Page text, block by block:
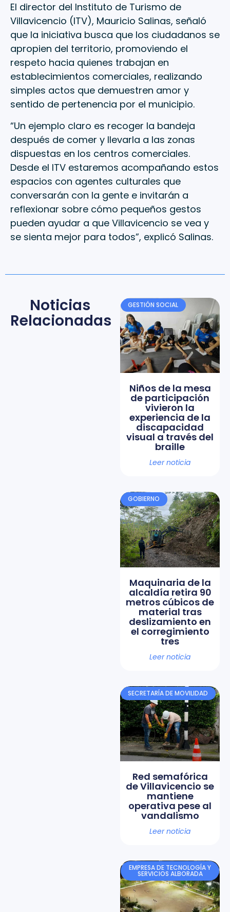
El director del Instituto de Turismo de
Villavicencio (ITV), Mauricio Salinas, señaló
que la iniciativa busca que los ciudadanos se
apropien del territorio, promoviendo el
respeto hacia quienes trabajan en
establecimientos comerciales, realizando
simples actos que demuestren amor y
sentido de pertenencia por el municipio.
“Un ejemplo claro es recoger la bandeja
después de comer y llevarla a las zonas
dispuestas en los centros comerciales.
Desde el ITV estaremos acompañando estos
espacios con agentes culturales que
conversarán con la gente e invitarán a
reflexionar sobre cómo pequeños gestos
pueden ayudar a que Villavicencio se vea y
se sienta mejor para todos”, explicó Salinas.
Noticias
Relacionadas
GESTIÓN SOCIAL
Niños de la mesa
de participación
vivieron la
experiencia de la
discapacidad
visual a través del
braille
Leer noticia
GOBIERNO
Maquinaria de la
alcaldía retira 90
metros cúbicos de
material tras
deslizamiento en
el corregimiento
tres
Leer noticia
SECRETARÍA DE MOVILIDAD
Red semafórica
de Villavicencio se
mantiene
operativa pese al
vandalismo
Leer noticia
EMPRESA DE TECNOLOGÍA Y
SERVICIOS ALBORADA